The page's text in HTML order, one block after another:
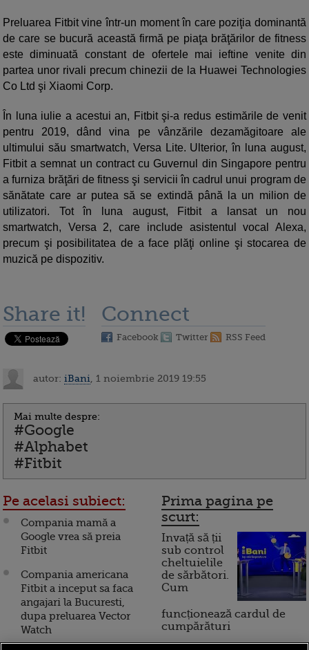
Preluarea Fitbit vine într-un moment în care poziţia dominantă
de care se bucură această firmă pe piaţa brăţărilor de fitness
este diminuată constant de ofertele mai ieftine venite din
partea unor rivali precum chinezii de la Huawei Technologies
Co Ltd şi Xiaomi Corp.
În luna iulie a acestui an, Fitbit şi-a redus estimările de venit
pentru 2019, dând vina pe vânzările dezamăgitoare ale
ultimului său smartwatch, Versa Lite. Ulterior, în luna august,
Fitbit a semnat un contract cu Guvernul din Singapore pentru
a furniza brăţări de fitness şi servicii în cadrul unui program de
sănătate care ar putea să se extindă până la un milion de
utilizatori. Tot în luna august, Fitbit a lansat un nou
smartwatch, Versa 2, care include asistentul vocal Alexa,
precum şi posibilitatea de a face plăţi online şi stocarea de
muzică pe dispozitiv.
Share it! Connect
Facebook Twitter RSS Feed
autor: iBani , 1 noiembrie 2019 19:55
Mai multe despre:
#Google
#Alphabet
#Fitbit
Pe acelasi subiect:
Compania mamă a
Google vrea să preia
Fitbit
Compania americana
Fitbit a inceput sa faca
angajari la Bucuresti,
dupa preluarea Vector
Watch
Prima pagina pe
scurt:
Invață să ții
sub control
cheltuielile
de sărbători.
Cum
funcționează cardul de
cumpărături